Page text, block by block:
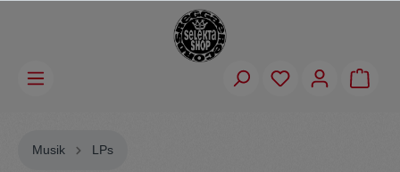
Musik LPs